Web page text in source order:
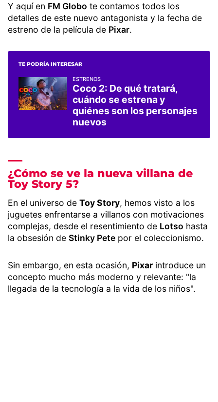
Y aquí en FM Globo te contamos todos los
detalles de este nuevo antagonista y la fecha de
estreno de la película de Pixar.
TE PODRÍA INTERESAR
ESTRENOS
Coco 2: De qué tratará,
cuándo se estrena y
quiénes son los personajes
nuevos
¿Cómo se ve la nueva villana de
Toy Story 5?
En el universo de Toy Story, hemos visto a los
juguetes enfrentarse a villanos con motivaciones
complejas, desde el resentimiento de Lotso hasta
la obsesión de Stinky Pete por el coleccionismo.
Sin embargo, en esta ocasión, Pixar introduce un
concepto mucho más moderno y relevante: "la
llegada de la tecnología a la vida de los niños".